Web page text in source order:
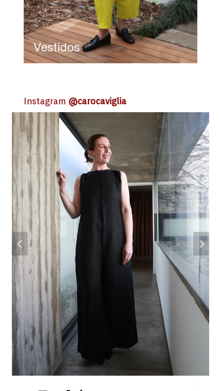
Vestidos
Instagram @carocaviglia